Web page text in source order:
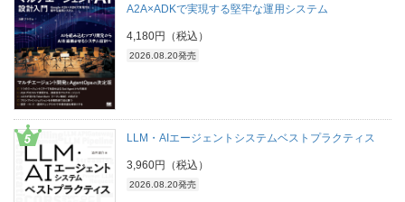
A2A×ADKで実現する堅牢な運用システム
4,180円（税込）
2026.08.20発売
LLM・AIエージェントシステムベストプラクティス
3,960円（税込）
2026.08.20発売